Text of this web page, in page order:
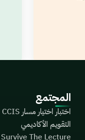
المجتمع
اختبار اختيار مسار CCIS
التقويم الأكاديمي
Survive The Lecture (لعبة)